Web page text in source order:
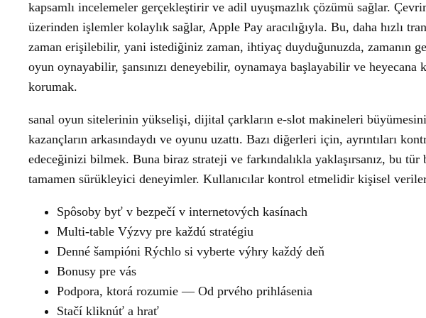
kapsamlı incelemeler gerçekleştirir ve adil uyuşmazlık çözümü sağlar.
üzerinden işlemler kolaylık sağlar, Apple Pay aracılığıyla. Bu, daha hızlı
zaman erişilebilir, yani istediğiniz zaman, ihtiyaç duyduğunuzda, zamanın
oyun oynayabilir, şansınızı deneyebilir, oynamaya başlayabilir ve
korumak.
sanal oyun sitelerinin yükselişi, dijital çarkların e-slot makineleri
kazançların arkasındaydı ve oyunu uzattı. Bazı diğerleri için, ayrıntıları
edeceğinizi bilmek. Buna biraz strateji ve farkındalıkla yaklaşırsanız, bu
tamamen sürükleyici deneyimler. Kullanıcılar kontrol etmelidir kişisel
Spôsoby byť v bezpečí v internetových kasínach
Multi-table Výzvy pre každú stratégiu
Denné šampióni Rýchlo si vyberte výhry každý deň
Bonusy pre vás
Podpora, ktorá rozumie — Od prvého prihlásenia
Stačí kliknúť a hrať